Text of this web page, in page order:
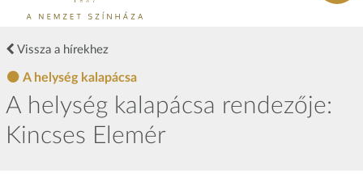
Vissza a hírekhez
A helység kalapácsa
A helység kalapácsa rendezője:
Kincses Elemér